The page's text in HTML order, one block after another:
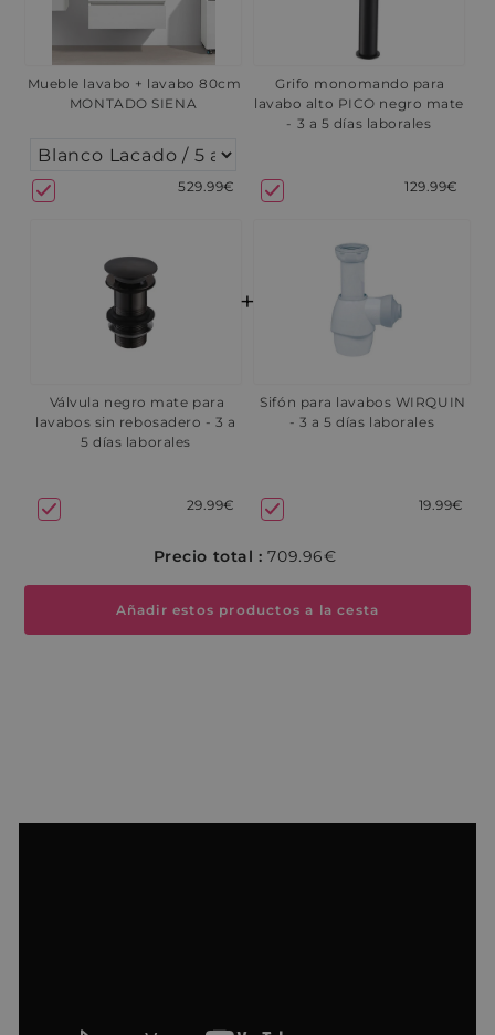
Mueble lavabo + lavabo 80cm
MONTADO SIENA
529.99€
Grifo monomando para
lavabo alto PICO negro mate
- 3 a 5 días laborales
129.99€
Válvula negro mate para
lavabos sin rebosadero - 3 a
5 días laborales
29.99€
+
Sifón para lavabos WIRQUIN
- 3 a 5 días laborales
19.99€
Precio total : 709.96€
Añadir estos productos a la cesta